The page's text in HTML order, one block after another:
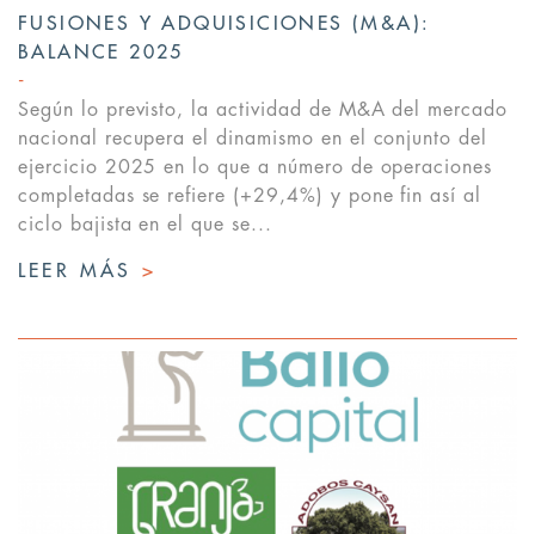
FUSIONES Y ADQUISICIONES (M&A):
BALANCE 2025
Según lo previsto, la actividad de M&A del mercado
nacional recupera el dinamismo en el conjunto del
ejercicio 2025 en lo que a número de operaciones
completadas se refiere (+29,4%) y pone fin así al
ciclo bajista en el que se...
LEER MÁS >